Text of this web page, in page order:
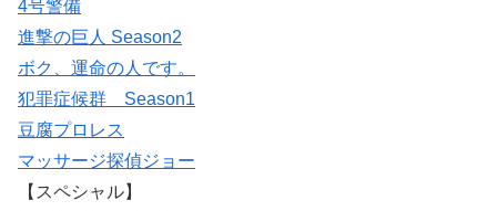
4号警備
進撃の巨人 Season2
ボク、運命の人です。
犯罪症候群 Season1
豆腐プロレス
マッサージ探偵ジョー
【スペシャル】